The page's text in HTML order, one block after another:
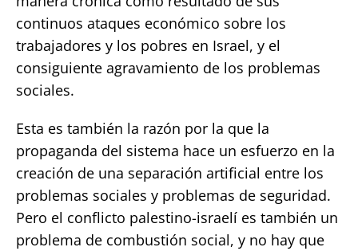
continuos ataques económico sobre los
trabajadores y los pobres en Israel, y el
consiguiente agravamiento de los problemas
sociales.
Esta es también la razón por la que la
propaganda del sistema hace un esfuerzo en la
creación de una separación artificial entre los
problemas sociales y problemas de seguridad.
Pero el conflicto palestino-israelí es también un
problema de combustión social, y no hay que